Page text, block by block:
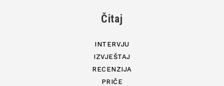
Čitaj
INTERVJU
IZVJEŠTAJ
RECENZIJA
PRIČE